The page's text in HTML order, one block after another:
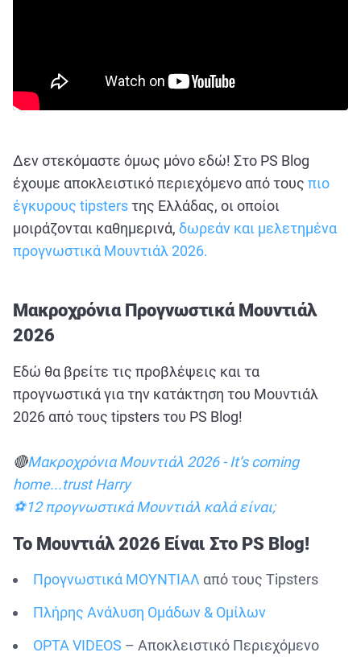
Δεν στεκόμαστε όμως μόνο εδώ! Στο PS Blog
έχουμε αποκλειστικό περιεχόμενο από τους πιο
έγκυρους tipstersτης Ελλάδας, οι οποίοι
μοιράζονται καθημερινά, δωρεάν και μελετημένα
προγνωστικά Μουντιάλ 2026.
Μακροχρόνια Προγνωστικά Μουντιάλ
2026
Εδώ θα βρείτε τις προβλέψεις και τα
προγνωστικά για την κατάκτηση του Μουντιάλ
2026 από τους tipsters του PS Blog!
🔴Μακροχρόνια Μουντιάλ 2026 - It’s coming
home...trust Harry
⚽12 προγνωστικά Μουντιάλ καλά είναι;
Το Μουντιάλ 2026 Είναι Στο PS Blog!
Προγνωστικά ΜΟΥΝΤΙΑΛ από τους Tipsters
Πλήρης Ανάλυση Ομάδων & Ομίλων
OPTA VIDEOS – Αποκλειστικό Περιεχόμενο